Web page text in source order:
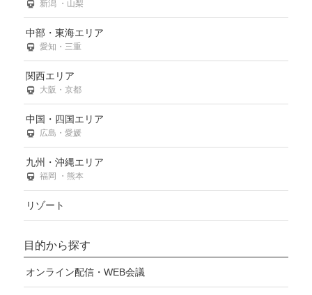
新潟 ・山梨
中部・東海エリア
愛知・三重
関西エリア
大阪・京都
中国・四国エリア
広島・愛媛
九州・沖縄エリア
福岡 ・熊本
リゾート
目的から探す
オンライン配信・WEB会議